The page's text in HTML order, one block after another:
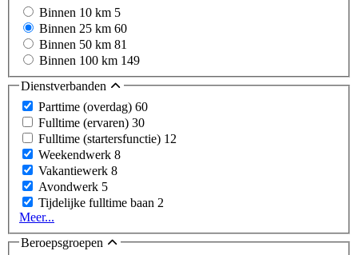
Binnen 10 km 5
Binnen 25 km 60
Binnen 50 km 81
Binnen 100 km 149
Dienstverbanden
Parttime (overdag) 60
Fulltime (ervaren) 30
Fulltime (startersfunctie) 12
Weekendwerk 8
Vakantiewerk 8
Avondwerk 5
Tijdelijke fulltime baan 2
Meer...
Beroepsgroepen